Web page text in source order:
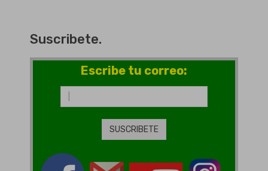
Suscribete.
Escribe tu correo: